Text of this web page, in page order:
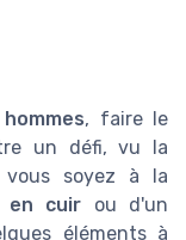
hommes, faire le
un défi, vu la
vous soyez à la
en cuir ou d'un
éléments à